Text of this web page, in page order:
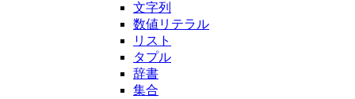
文字列
数値リテラル
リスト
タプル
辞書
集合